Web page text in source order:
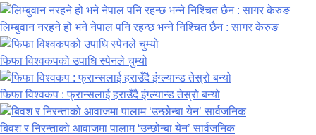
लिम्बुवान नरहने हो भने नेपाल पनि रहन्छ भन्ने निश्चित छैन : सागर केरुङ
फिफा विश्वकपको उपाधि स्पेनले चुम्यो
फिफा विश्वकप : फ्रान्सलाई हराउँदै इंग्ल्यान्ड तेस्रो बन्यो
बिवश र निरन्ताको आवाजमा पालाम ‘उन्छोन्बा येन’ सार्वजनिक